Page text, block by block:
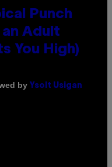
Punch
an Adult
You High)
by Ysolt Usigan